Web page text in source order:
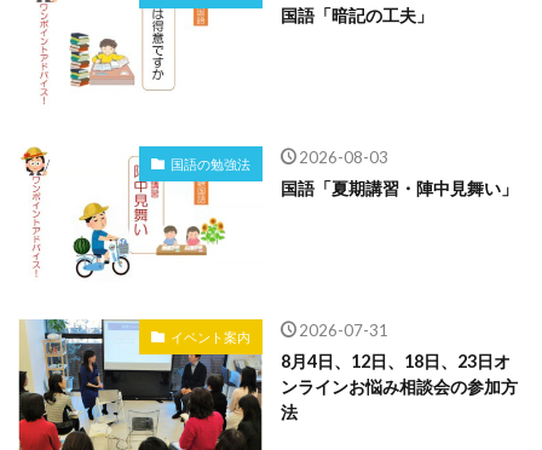
国語「暗記の工夫」
国語の勉強法 2026-08-03
国語「夏期講習・陣中見舞い」
イベント案内 2026-07-31
8月4日、12日、18日、23日オ
ンラインお悩み相談会の参加方
法